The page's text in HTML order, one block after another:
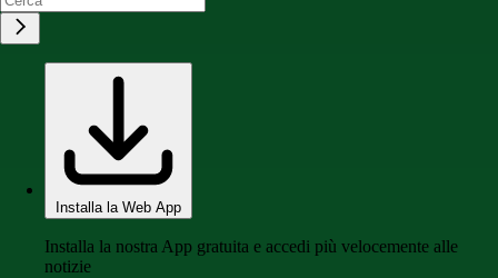
Installa la Web App
Installa la nostra App gratuita e accedi più velocemente alle
notizie